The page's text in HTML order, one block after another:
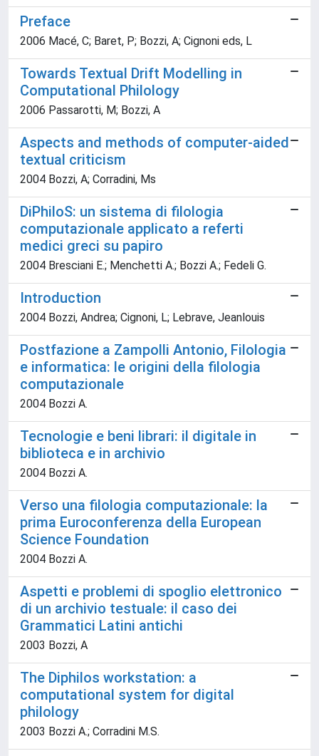
Preface
2006 Macé, C; Baret, P; Bozzi, A; Cignoni eds, L
Towards Textual Drift Modelling in
Computational Philology
2006 Passarotti, M; Bozzi, A
Aspects and methods of computer-aided
textual criticism
2004 Bozzi, A; Corradini, Ms
DiPhiloS: un sistema di filologia
computazionale applicato a referti
medici greci su papiro
2004 Bresciani E.; Menchetti A.; Bozzi A.; Fedeli G.
Introduction
2004 Bozzi, Andrea; Cignoni, L; Lebrave, Jeanlouis
Postfazione a Zampolli Antonio, Filologia
e informatica: le origini della filologia
computazionale
2004 Bozzi A.
Tecnologie e beni librari: il digitale in
biblioteca e in archivio
2004 Bozzi A.
Verso una filologia computazionale: la
prima Euroconferenza della European
Science Foundation
2004 Bozzi A.
Aspetti e problemi di spoglio elettronico
di un archivio testuale: il caso dei
Grammatici Latini antichi
2003 Bozzi, A
The Diphilos workstation: a
computational system for digital
philology
2003 Bozzi A.; Corradini M.S.